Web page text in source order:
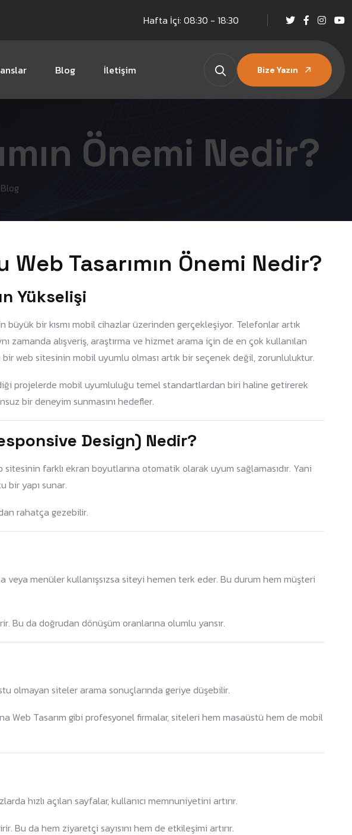
Hafta İçi: 08:30 - 18:30
Blog İletişim Bize Yazın
Önemi Nedir?
Web Tasarımın Önemi Nedir?
Yükselişi
bir kısmı mobil cihazlar üzerinden gerçekleşiyor. Telefonlar artık
zamanda alışveriş, araştırma ve hizmet arama için de en çok kullanılan
web sitesinin mobil uyumlu olması artık bir seçenek değil, zorunluluktur.
projelerde mobil uyumluluğu temel standartlardan biri haline getirerek
bir deneyim sunmasını hedefler.
Design) Nedir?
sitesinin farklı ekran boyutlarına otomatik olarak uyum sağlamasıdır. Yani
bir yapı sunar.
rahatça gezebilir.
menüler kullanışsızsa siteyi hemen terk eder. Bu durum hem müşteri
Bu da doğrudan dönüşüm oranlarına olumlu yansır.
olmayan siteler arama sonuçlarında geriye düşebilir.
Web Tasarım gibi profesyonel firmalar, siteleri hem masaüstü hem de mobil
hızlı açılan sayfalar, kullanıcı memnuniyetini artırır.
Bu da hem ziyaretçi sayısını hem de etkileşimi artırır.